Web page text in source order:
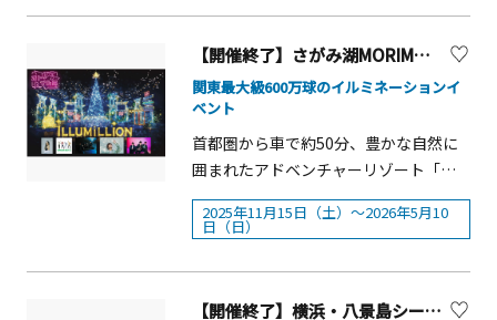
ーを味わいながら、人混みを避けて大
切な人との時間を楽しめます。
ームやキャンドルホルダー、クリスマ
スリースなどの雑貨に加え、「ムーミ
ン」とのコラボレーションによる本イ
ベント限定デザイン「Moominvalley's
Winter Rose」シリーズのオリジナルグ
ッズ、「Happy holidays!」を意味する
ドイツ語「Frohes Fest!」をデザイン
に採用したBALLPARK Xmas公式グッ
ズも販売予定です。 ＜「Frohes
Xmas YOKOHAMA KANNAI 2025」の後
て、2023年から全国を巡回してきまし
た。グランドフィナーレとなる横浜会
場では、特別な演出として「FINAL
EDITION」仕様で展示を構成。これま
で別々に展示していたミュージックビ
デオとツアーの衣装を、年代順に並べ
て同じ空間で展示することで、各時期
のデザインの特徴や表現の広がりを、
&rdquo;として多くの芸術・⽂化に惹か
れた⼈々が集い、暮らし、日々発信を
を、夜空に瞬く星々になぞらえまし
の灯りのようにそっと寄せ合い、共有
する時間と場をつくります。ひとりひ
とりが⾃分の&ldquo;光&rdquo;を⾒つ
けて持ち帰ることができる〜そんな静
リーブ並木や新百合ヶ丘マプレ、駅北
【開催終了】さがみ湖MORIMORI 「さがみ湖イルミリオン」
関東最大級600万球のイルミネーションイ
ベント
首都圏から車で約50分、豊かな自然に
囲まれたアドベンチャーリゾート「さ
がみ湖MORI MORI」では、2025年11月
15日（土）から2026年5月10日（日）
ションイベント「さがみ湖イルミリオ
ン」が開催されます。17回目を迎える
2025年11月15日（土）～2026年5月10
日（日）
【開催終了】横浜・八景島シーパラダイス「LIGHTIA～七色のキセキ～」